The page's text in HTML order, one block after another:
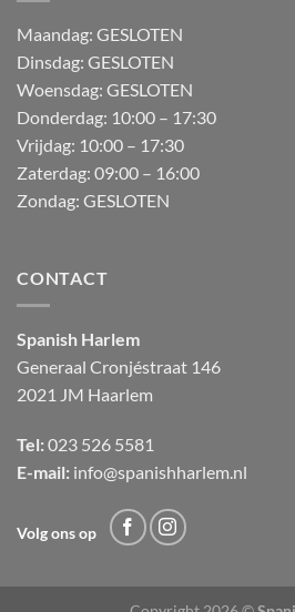
Maandag: GESLOTEN
Dinsdag: GESLOTEN
Woensdag: GESLOTEN
Donderdag: 10:00 – 17:30
Vrijdag: 10:00 – 17:30
Zaterdag: 09:00 – 16:00
Zondag: GESLOTEN
CONTACT
Spanish Harlem
Generaal Cronjéstraat 146
2021 JM Haarlem
Tel: 023 526 5581
E-mail: info@spanishharlem.nl
Volg ons op